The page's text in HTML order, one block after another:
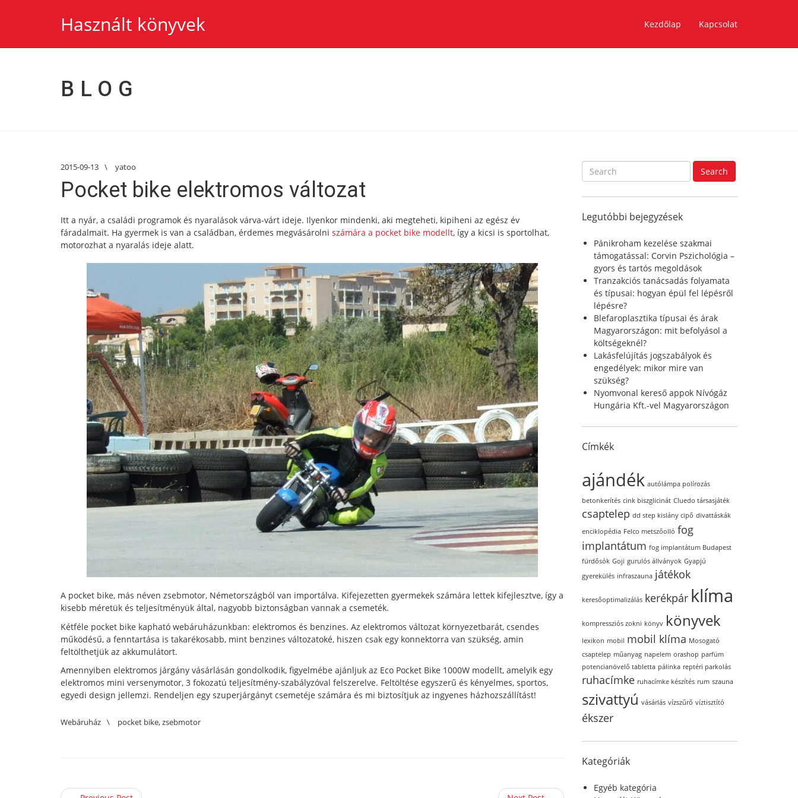
Használt könyvek Kezdőlap Kapcsolat
BLOG
2015-09-13 \ yatoo
Pocket bike elektromos változat
Itt a nyár, a családi programok és nyaralások várva-várt ideje. Ilyenkor mindenki, aki megteheti, kipiheni az egész év
fáradalmait. Ha gyermek is van a családban, érdemes megvásárolni számára a pocket bike modellt, így a kicsi is sportolhat,
motorozhat a nyaralás ideje alatt.
A pocket bike, más néven zsebmotor, Németországból van importálva. Kifejezetten gyermekek számára lettek kifejlesztve, így a
kisebb méretük és teljesítményük által, nagyobb biztonságban vannak a csemeték.
Kétféle pocket bike kapható webáruházunkban: elektromos és benzines. Az elektromos változat környezetbarát, csendes
működésű, a fenntartása is takarékosabb, mint benzines változatoké, hiszen csak egy konnektorra van szükség, amin
feltölthetjük az akkumulátort.
Amennyiben elektromos járgány vásárlásán gondolkodik, figyelmébe ajánljuk az Eco Pocket Bike 1000W modellt, amelyik egy
elektromos mini versenymotor, 3 fokozatú teljesítmény-szabályzóval felszerelve. Feltöltése egyszerű és kényelmes, sportos,
egyedi design jellemzi. Rendeljen egy szuperjárgányt csemetéje számára és mi biztosítjuk az ingyenes házhozszállítást!
Webáruház \ pocket bike,zsebmotor
S
e
c
f
Search
Legutóbbi bejegyzések
Pánikroham kezelése szakmai
támogatással: Corvin Pszichológia –
gyors és tartós megoldások
Tranzakciós tanácsadás folyamata
és típusai: hogyan épül fel lépésről
lépésre?
Blefaroplasztika típusai és árak
Magyarországon: mit befolyásol a
költségeknél?
Lakásfelújítás jogszabályok és
engedélyek: mikor mire van
szükség?
Nyomvonal kereső appok Nívógáz
Hungária Kft.-vel Magyarországon
Címkék
ajándék autólámpa polírozás
betonkerítés cink biszglicinát Cluedo társasjáték
csaptelep dd step kislány cipő divattáskák
enciklopédia Felco metszőolló fog
implantátum fog implantátum Budapest
fürdősók Goji gurulós állványok Gyapjú
gyerekülés infraszauna játékok
keresőoptimalizálás kerékpár klíma
kompressziós zokni könyv könyvek
lexikon mobil mobil klíma Mosogató
csaptelep műanyag napelem orashop parfüm
potencianövelő tabletta pálinka reptéri parkolás
ruhacímke ruhacímke készítés rum szauna
szivattyú vásárlás vízszűrő víztisztító
ékszer
Kategóriák
Egyéb kategória